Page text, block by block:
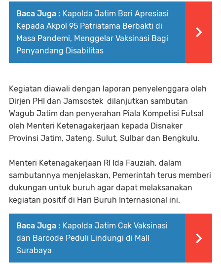
Baca Juga : Kapolda Jatim Beri Apresiasi
Kepada Akpol 95 Patriatama Berbakti di
Masa Pandemi, Menggelar Vaksinasi Bagi
Penyandang Disabilitas
Kegiatan diawali dengan laporan penyelenggara oleh
Dirjen PHI dan Jamsostek dilanjutkan sambutan
Wagub Jatim dan penyerahan Piala Kompetisi Futsal
oleh Menteri Ketenagakerjaan kepada Disnaker
Provinsi Jatim, Jateng, Sulut, Sulbar dan Bengkulu.
Menteri Ketenagakerjaan RI Ida Fauziah, dalam
sambutannya menjelaskan, Pemerintah terus memberi
dukungan untuk buruh agar dapat melaksanakan
kegiatan positif di Hari Buruh Internasional ini.
Baca Juga : Kapolda Jatim Cek Vaksinasi
dan Barcode Peduli Lindungi di Mall
Surabaya